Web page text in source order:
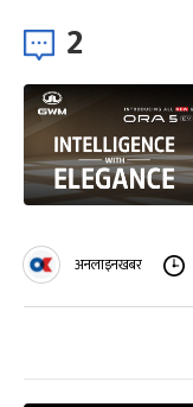
2
अनलाइनखबर